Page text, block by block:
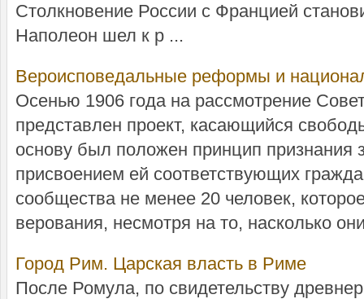
Столкновение России с Францией
Наполеон шел к р ...
Вероисповедальные реформы и
Осенью 1906 года на рассмотрение
представлен проект, касающийся
основу был положен принцип признания
присвоением ей соответствующих
сообщества не менее 20 человек,
верования, несмотря на то, насколько
Город Рим. Царская власть в Риме
После Ромула, по свидетельству